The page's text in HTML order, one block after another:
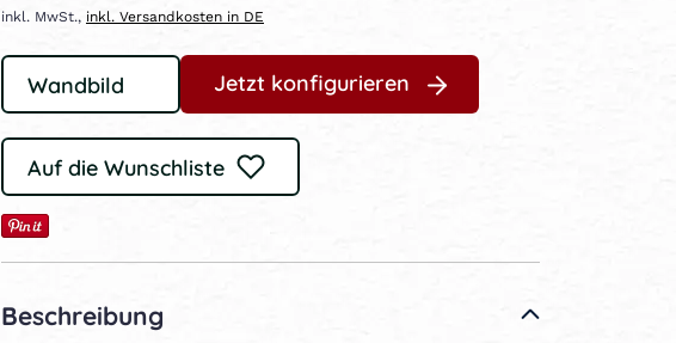
inkl. MwSt., inkl. Versandkosten in DE
Jetzt konfigurieren
Auf die Wunschliste
Beschreibung